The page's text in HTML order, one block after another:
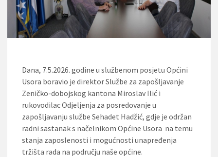
Dana, 7.5.2026. godine u službenom posjetu Općini
Usora boravio je direktor Službe za zapošljavanje
Zeničko-dobojskog kantona Miroslav Ilić i
rukovodilac Odjeljenja za posredovanje u
zapošljavanju službe Sehadet Hadžić, gdje je održan
radni sastanak s načelnikom Općine Usora na temu
stanja zaposlenosti i mogućnosti unapređenja
tržišta rada na području naše općine.